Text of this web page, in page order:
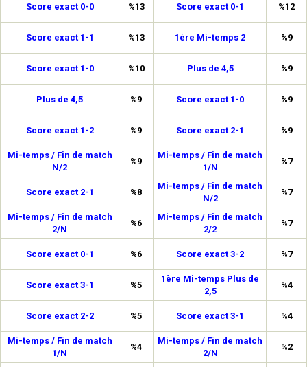
Score exact 0-0 %13
Score exact 1-1 %13
Score exact 1-0 %10
Plus de 4,5 %9
Score exact 1-2 %9
Mi-temps / Fin de match
N/2
%9
Score exact 2-1 %8
Mi-temps / Fin de match
2/N
%6
Score exact 0-1 %6
Score exact 3-1 %5
Score exact 2-2 %5
Mi-temps / Fin de match
1/N
%4
Score exact 0-1 %12
1ère Mi-temps 2 %9
Plus de 4,5 %9
Score exact 1-0 %9
Score exact 2-1 %9
Mi-temps / Fin de match
1/N
%7
Mi-temps / Fin de match
N/2
%7
Mi-temps / Fin de match
2/2
%7
Score exact 3-2 %7
1ère Mi-temps Plus de
2,5
%4
Score exact 3-1 %4
Mi-temps / Fin de match
2/N
%2